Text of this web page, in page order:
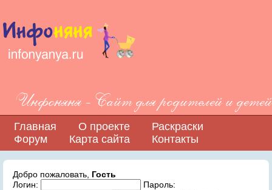
Инфоняня - Сайт для родителей и детей
Главная О проекте
Раскраски
Форум
Карта сайта Контакты
Добро пожаловать, Гость
Логин:
Пароль: